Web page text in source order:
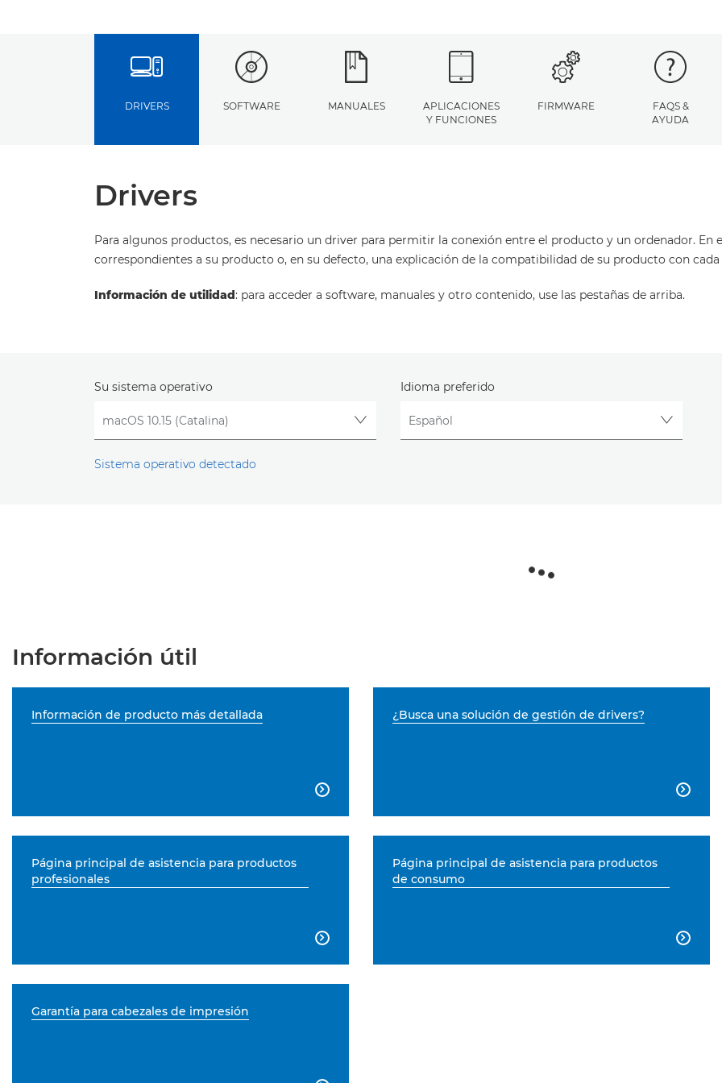
DRIVERS SOFTWARE MANUALES
APLICACIONES
Y FUNCIONES
FIRMWARE
FAQS &
AYUDA
Drivers
Para algunos productos, es necesario un driver para permitir la conexión entre el producto y un ordenador. En
correspondientes a su producto o, en su defecto, una explicación de la compatibilidad de su producto con
Información de utilidad: para acceder a software, manuales y otro contenido, use las pestañas de arriba.
Su sistema operativo
Sistema operativo detectado
Idioma preferido
Información útil
Información de producto más detallada

¿Busca una solución de gestión de drivers?

Página principal de asistencia para productos
profesionales

Página principal de asistencia para productos
de consumo

Garantía para cabezales de impresión